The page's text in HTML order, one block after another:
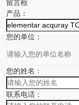
留言框
产品：
您的单位：
您的姓名：
联系电话：